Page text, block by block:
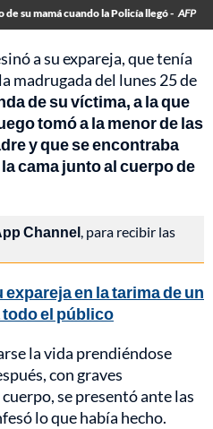
su mamá cuando la Policía llegó - AFP
a su expareja, que tenía
madrugada del lunes 25 de
de su víctima, a la que
tomó a la menor de las
y que se encontraba
cama junto al cuerpo de
Channel, para recibir las
en la tarima de un
el público
la vida prendiéndose
con graves
se presentó ante las
lo que había hecho.